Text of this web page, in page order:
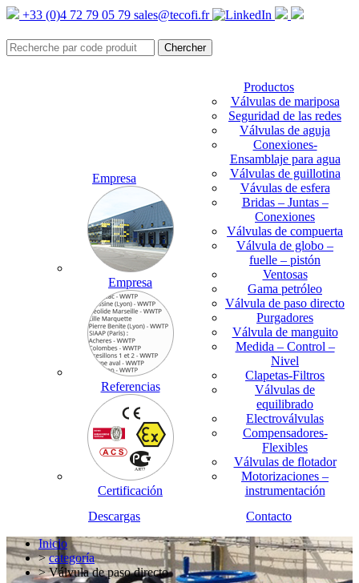
+33 (0)4 72 79 05 79 sales@tecofi.fr
Empresa
Empresa
Referencias
Certificación
Productos
Válvulas de mariposa
Seguridad de las redes
Válvulas de aguja
Conexiones-
Ensamblaje para agua
Válvulas de guillotina
Vávulas de esfera
Bridas – Juntas –
Conexiones
Válvulas de compuerta
Válvula de globo –
fuelle – pistón
Ventosas
Gama petróleo
Válvula de paso directo
Purgadores
Válvula de manguito
Medida – Control –
Nivel
Clapetas-Filtros
Válvulas de
equilibrado
Electroválvulas
Compensadores-
Flexibles
Válvulas de flotador
Motorizaciones –
instrumentación
Descargas
Contacto
Inicio
>categoría
> Válvula de paso directo